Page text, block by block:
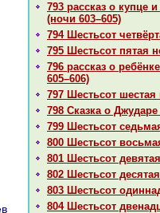
793 paссказ о купце
(ночи 603–605)
794 Шестьсот
795 Шестьсот пятая
796 paссказ о
605–606)
797 Шестьсот шестая
798 Сказка о
799 Шестьсот
800 Шестьсот
801 Шестьсот
802 Шестьсот
803 Шестьсот
804 Шестьсот